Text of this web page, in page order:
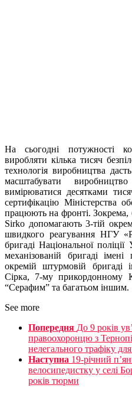
На сьогодні потужності
виробляти кілька тисяч
технологія виробництва
масштабувати
вимірюватися десятками
сертифікацію Міністерства
працюють на фронті. Зокрема,
Sirko допомагають 3-тій
швидкого реагування НГУ
бригаді Національної
механізованій бригаді
окремій штурмовій бригаді
Сірка, 7-му прикордонному
“Серафим” та багатьом іншим.
See more
Попередня До 9 років
правоохоронцю з
нелегального трафіку
Наступна 19-річний
велосипедистку у селі
років тюрми